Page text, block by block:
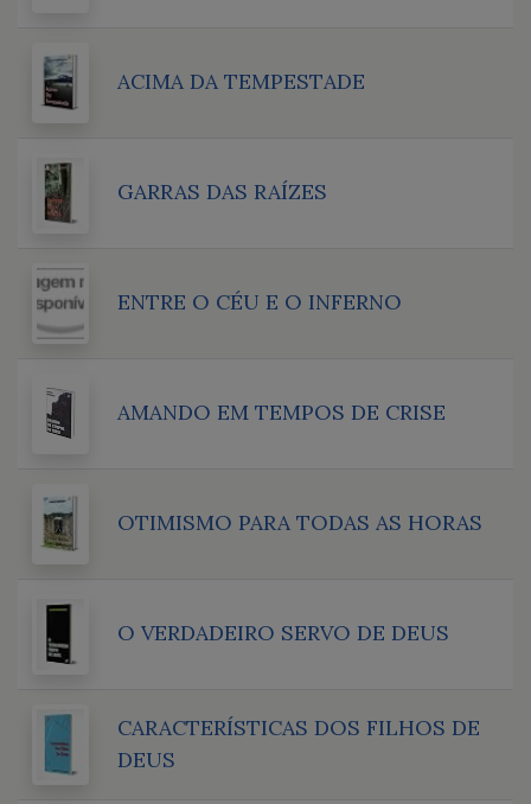
ACIMA DA TEMPESTADE
GARRAS DAS RAÍZES
ENTRE O CÉU E O INFERNO
AMANDO EM TEMPOS DE CRISE
OTIMISMO PARA TODAS AS HORAS
O VERDADEIRO SERVO DE DEUS
CARACTERÍSTICAS DOS FILHOS DE
DEUS